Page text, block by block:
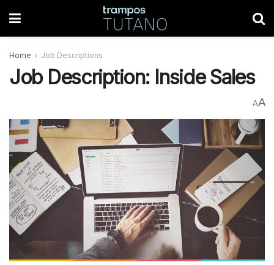
Home Job Descriptions
Job Description: Inside Sales
AA